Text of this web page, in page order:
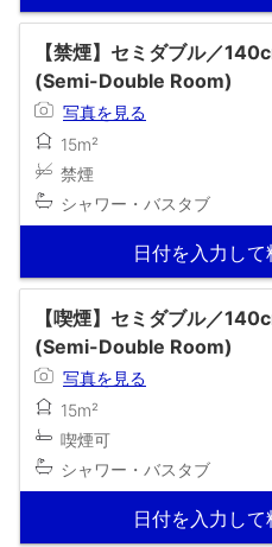
【禁煙】セミダブル／
(Semi-Double Room)
写真を見る
15m²
禁煙
シャワー・バスタブ
日付を入力し
【喫煙】セミダブル／
(Semi-Double Room)
写真を見る
15m²
喫煙可
シャワー・バスタブ
日付を入力し